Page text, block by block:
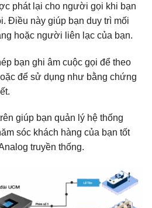
phát lại cho người gọi khi bạn
Điều này giúp bạn duy trì mối
hoặc người liên lạc của bạn.
bạn ghi âm cuộc gọi để theo
để sử dụng như bằng chứng
giúp bạn quản lý hệ thống
sóc khách hàng của bạn tốt
truyền thống.